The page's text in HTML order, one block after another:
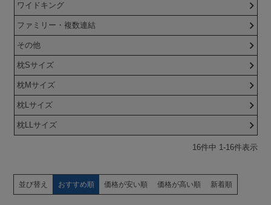
ワイドキング
ファミリー・複数連結
その他
枕Sサイズ
枕Mサイズ
枕Lサイズ
枕LLサイズ
16件中 1-16件表示
並び替え おすすめ順 価格が安い順 価格が高い順 新着順